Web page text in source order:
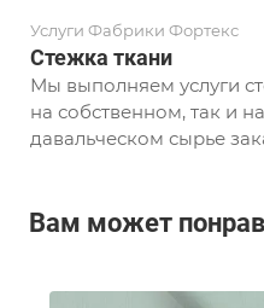
Услуги Фабрики Фортекс
Стежка ткани
Мы выполняем услуги
на собственном, так и на
давальческом сырье
Вам может